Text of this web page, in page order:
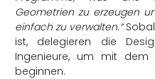
Geometrien zu erzeugen
einfach zu verwalten.“
ist, delegieren die
Ingenieure, um mit dem
beginnen.